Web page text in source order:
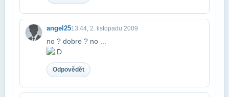
angel2513:44, 2. listopadu 2009
no ? dobre ? no ...
Odpovědět